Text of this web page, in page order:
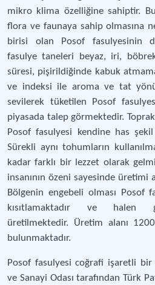
mikro klima özelliğine sahiptir.
flora ve faunaya sahip olmasına
birisi olan Posof fasulyesinin
fasulye taneleri beyaz, iri,
süresi, pişirildiğinde kabuk
ve indeksi ile aroma ve tat
sevilerek tüketilen Posof
piyasada talep görmektedir.
Posof fasulyesi kendine has
Sürekli aynı tohumların
kadar farklı bir lezzet olarak
insanının özeni sayesinde
Bölgenin engebeli olması Posof
kısıtlamaktadır ve halen
üretilmektedir. Üretim alanı
bulunmaktadır.
Posof fasulyesi coğrafi işaretli
ve Sanayi Odası tarafından Türk